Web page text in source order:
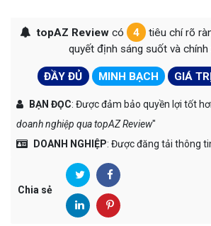
topAZ Reviewcó 4
tiêu chí rõ
quyết định sáng suốt và chính
ĐẦY ĐỦ MINH BẠCH GIÁ
BẠN ĐỌC: Được đảm bảo quyền lợi tốt
doanh nghiệp qua topAZ Review"
DOANH NGHIỆP: Được đăng tải thông tin
Chia sẻ